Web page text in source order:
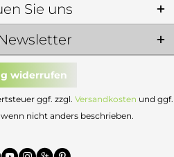
Sie uns
widerrufen
ggf. zzgl. Versandkosten und ggf.
nicht anders beschrieben.